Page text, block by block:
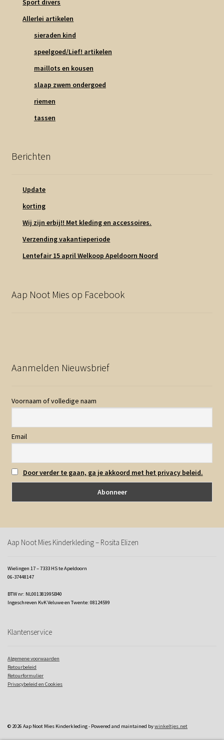
Sport divers
Allerlei artikelen
sieraden kind
speelgoed/Lief! artikelen
maillots en kousen
slaap zwem ondergoed
riemen
tassen
Berichten
Update
korting
Wij zijn erbij!! Met kleding en accessoires.
Verzending vakantieperiode
Lentefair 15 april Welkoop Apeldoorn Noord
Aap Noot Mies op Facebook
Aanmelden Nieuwsbrief
Voornaam of volledige naam
Email
Door verder te gaan, ga je akkoord met het privacy beleid.
Aap Noot Mies Kinderkleding – Rosita Elizen
Wielingen 17 – 7333 HS te Apeldoorn
06-37448147
BTW nr: NL001381995B40
Ingeschreven KvK Veluwe en Twente: 08124599
Klantenservice
Algemene voorwaarden
Retourbeleid
Retourformulier
Privacybeleid en Cookies
© 2026 Aap Noot Mies Kinderkleding - Powered and maintained bywinkeltjes.net